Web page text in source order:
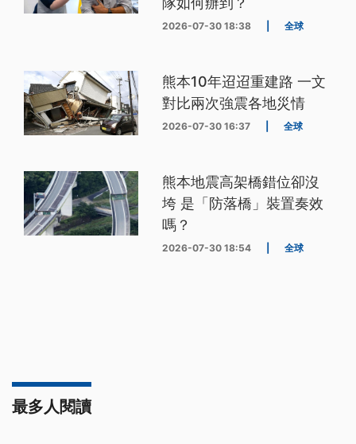
2026-07-30 18:38 全球
熊本10年迢迢重建路 一文
對比兩次強震各地災情
2026-07-30 16:37 全球
熊本地震高架橋錯位卻沒
垮 是「防落橋」裝置奏效
嗎？
2026-07-30 18:54 全球
最多人閱讀